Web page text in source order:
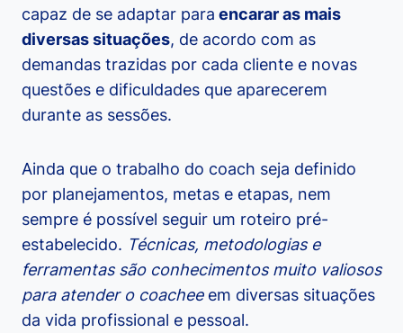
capaz de se adaptar para encarar as mais
diversas situações, de acordo com as
demandas trazidas por cada cliente e novas
questões e dificuldades que aparecerem
durante as sessões.
Ainda que o trabalho do coach seja definido
por planejamentos, metas e etapas, nem
sempre é possível seguir um roteiro pré-
estabelecido. Técnicas, metodologias e
ferramentas são conhecimentos muito valiosos
para atender o coacheeem diversas situações
da vida profissional e pessoal.